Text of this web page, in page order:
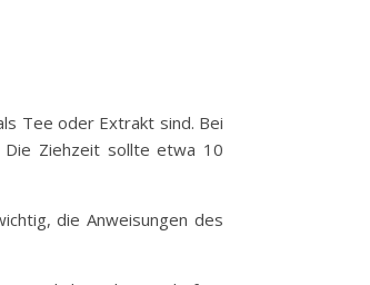
Tee oder Extrakt sind. Bei
Ziehzeit sollte etwa 10
die Anweisungen des